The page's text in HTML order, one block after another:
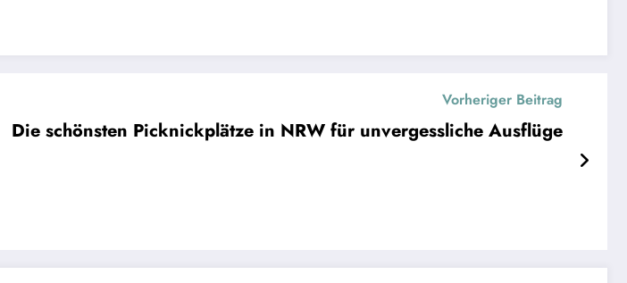
Vorheriger Beitrag
Die schönsten Picknickplätze in NRW für unvergessliche Ausflüge